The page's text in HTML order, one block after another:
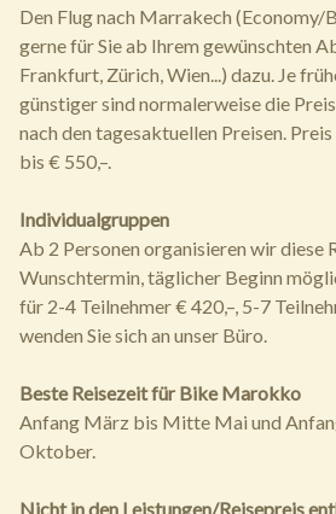
Den Flug nach Marrakech (Economy/
gerne für Sie ab Ihrem gewünschten
Frankfurt, Zürich, Wien...) dazu. Je
günstiger sind normalerweise die
nach den tagesaktuellen Preisen.
bis € 550,–.
Individualgruppen
Ab 2 Personen organisieren wir diese
Wunschtermin, täglicher Beginn
für 2-4 Teilnehmer € 420,–, 5-7
wenden Sie sich an unser Büro.
Beste Reisezeit für Bike Marokko
Anfang März bis Mitte Mai und
Oktober.
Nicht in den Leistungen/Reisepreis